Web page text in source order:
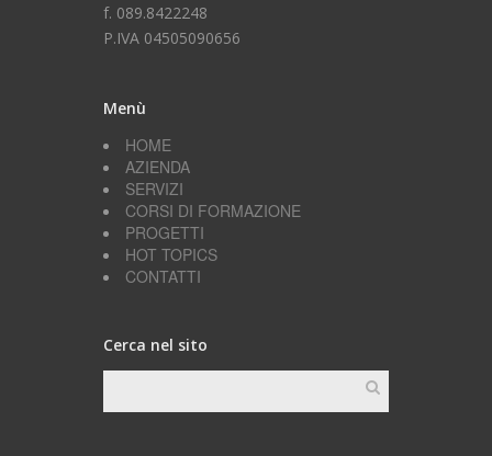
f. 089.8422248
P.IVA 04505090656
Menù
HOME
AZIENDA
SERVIZI
CORSI DI FORMAZIONE
PROGETTI
HOT TOPICS
CONTATTI
Cerca nel sito